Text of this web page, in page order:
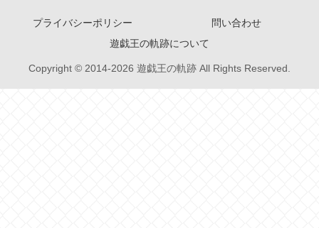
プライバシーポリシー
問い合わせ
遊戯王の軌跡について
Copyright © 2014-2026 遊戯王の軌跡 All Rights Reserved.